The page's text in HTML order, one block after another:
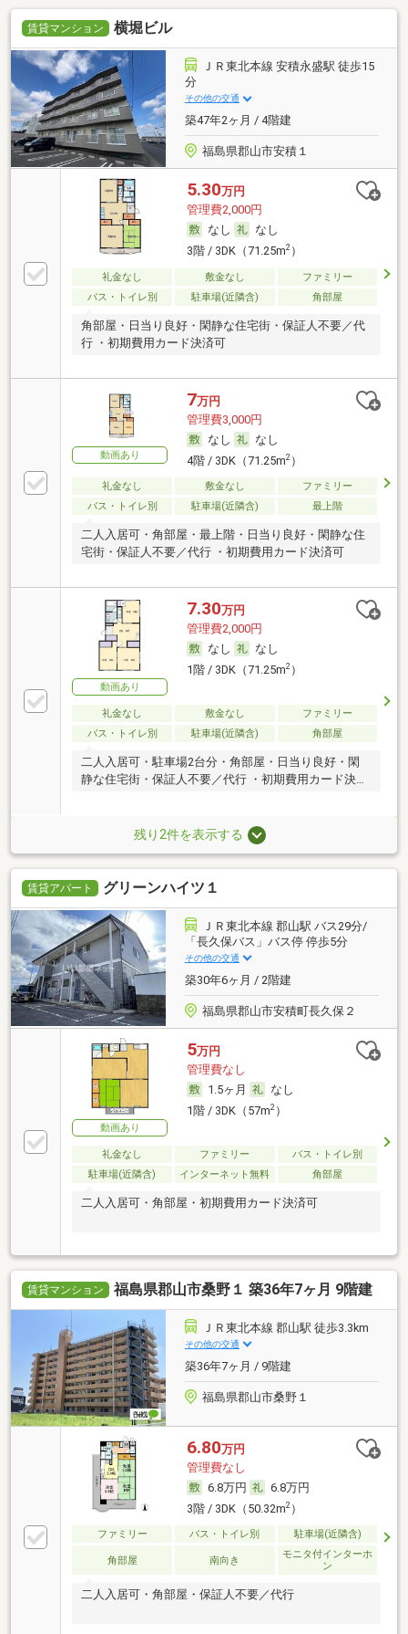
賃貸マンション 横堀ビル
ＪＲ東北本線 安積永盛駅 徒歩15
分
その他の交通
築47年2ヶ月 / 4階建
福島県郡山市安積１
5.30万円
管理費2,000円
なし
なし
3階 / 3DK（71.25m2）
礼金なし 敷金なし
ファミリー
バス・トイレ別
駐車場(近隣含) 角部屋
角部屋・日当り良好・閑静な住宅街・保証人不要／代
行 ・初期費用カード決済可
動画あり
7万円
管理費3,000円
なし
なし
4階 / 3DK（71.25m2）
礼金なし 敷金なし
ファミリー
バス・トイレ別
駐車場(近隣含) 最上階
二人入居可・角部屋・最上階・日当り良好・閑静な住
宅街・保証人不要／代行 ・初期費用カード決済可
動画あり
7.30万円
管理費2,000円
なし
なし
1階 / 3DK（71.25m2）
礼金なし 敷金なし
ファミリー
バス・トイレ別
駐車場(近隣含) 角部屋
二人入居可・駐車場2台分・角部屋・日当り良好・閑
静な住宅街・保証人不要／代行 ・初期費用カード決済
残り2件を表示する
賃貸アパート グリーンハイツ１
ＪＲ東北本線 郡山駅 バス29分/
「長久保バス」バス停 停歩5分
その他の交通
築30年6ヶ月 / 2階建
福島県郡山市安積町長久保２
動画あり
5万円
管理費なし
1.5ヶ月
なし
1階 / 3DK（57m2）
礼金なし ファミリー
バス・トイレ別
駐車場(近隣含)
インターネット無料 角部屋
二人入居可・角部屋・初期費用カード決済可
賃貸マンション 福島県郡山市桑野１ 築36年7ヶ月 9階建
ＪＲ東北本線 郡山駅 徒歩3.3km
その他の交通
築36年7ヶ月 / 9階建
福島県郡山市桑野１
6.80万円
管理費なし
6.8万円
6.8万円
3階 / 3DK（50.32m2）
ファミリー バス・トイレ別 駐車場(近隣含)
角部屋 南向き
モニタ付インターホ
ン
二人入居可・角部屋・保証人不要／代行